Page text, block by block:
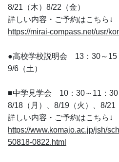
8/21（木）8/22（金）
詳しい内容・ご予約はこちら↓
https://mirai-compass.net/usr/
●高校学校説明会　13：30～15
9/6（土）
■中学見学会　10：30～11：30
8/18（月）、8/19（火）、8/21
詳しい内容・ご予約はこちら↓
https://www.komajo.ac.jp/jsh/
50818-0822.html